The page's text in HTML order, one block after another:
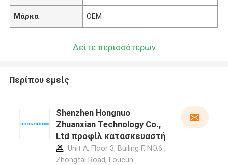
Μάρκα OEM
Δείτε περισσότερων
Περίπου εμείς
Shenzhen Hongnuo
Zhuanxian Technology Co.,
Ltd προφίλ κατασκευαστή
Unit A, Floor 3, Builing F, NO.6 ,
Zhongtai Road, Loucun